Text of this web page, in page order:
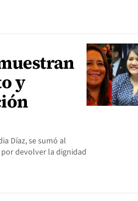
y
Díaz, se sumó al
devolver la dignidad